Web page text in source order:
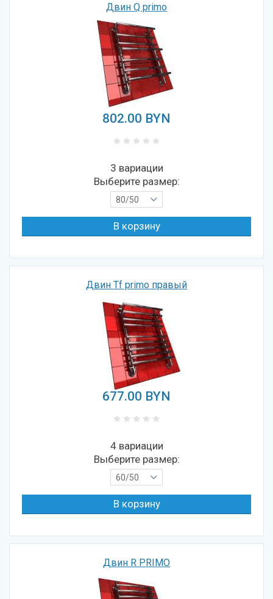
Двин Q primo
802.00 BYN
3 вариации
Выберите размер:
80/50
Двин Tf primo правый
677.00 BYN
4 вариации
Выберите размер:
60/50
Двин R PRIMO